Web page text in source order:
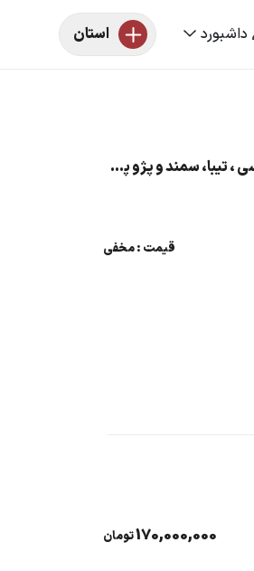
داشبورد استان
آخرین مهلت مزایده 9 دستگاه ماشین آلات سنگین و سبک (شرکت معدنی) : کامیون کمپرسی ، تیبا، سمند و پژو پارس
قیمت : مخفی
170,000,000تومان